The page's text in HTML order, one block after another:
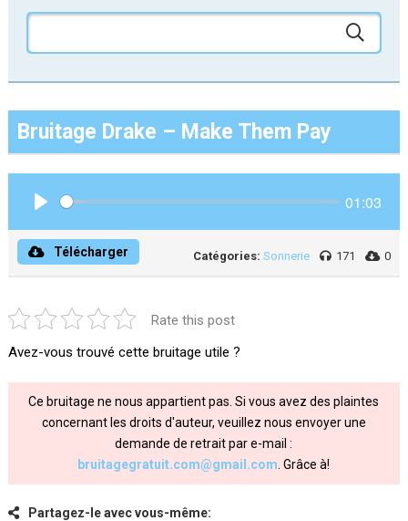
Bruitage Drake – Make Them Pay
01:03
Télécharger Catégories: Sonnerie 171 0
Rate this post
Avez-vous trouvé cette bruitage utile ?
Ce bruitage ne nous appartient pas. Si vous avez des plaintes
concernant les droits d'auteur, veuillez nous envoyer une
demande de retrait par e-mail :
bruitagegratuit.com@gmail.com . Grâce à!
Partagez-le avec vous-même: